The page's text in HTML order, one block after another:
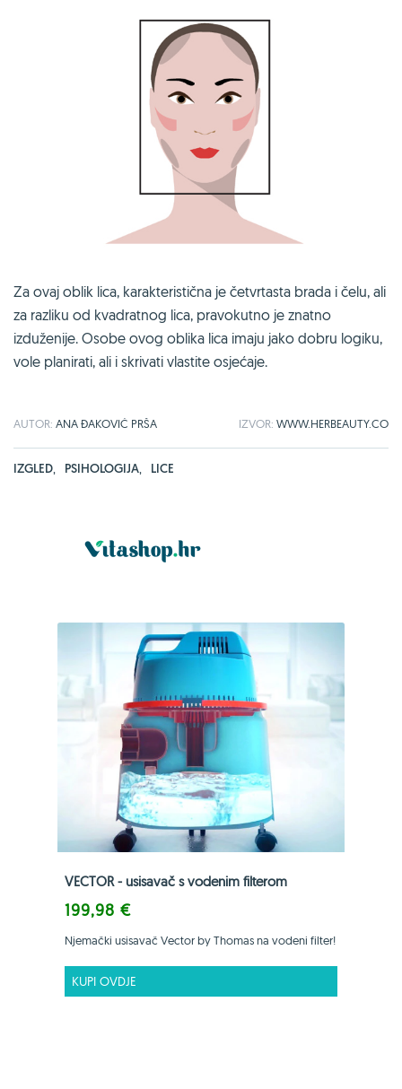
Za ovaj oblik lica, karakteristična je četvrtasta brada i čelu, ali
za razliku od kvadratnog lica, pravokutno je znatno
izduženije. Osobe ovog oblika lica imaju jako dobru logiku,
vole planirati, ali i skrivati vlastite osjećaje.
AUTOR: ANA ĐAKOVIĆ PRŠA IZVOR: WWW.HERBEAUTY.CO
IZGLED, PSIHOLOGIJA, LICE
VECTOR - usisavač s vodenim filterom
199,98 €
Njemački usisavač Vector by Thomas na vodeni filter!
KUPI OVDJE